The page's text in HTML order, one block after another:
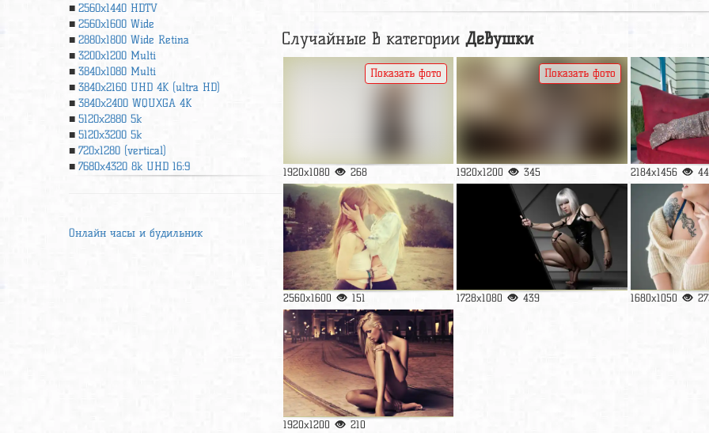
2560x1440 HDTV
2560x1600 Wide
2880x1800 Wide Retina
3200x1200 Multi
3840x1080 Multi
3840x2160 UHD 4К (ultra HD)
3840x2400 WQUXGA 4K
5120x2880 5k
5120x3200 5k
720x1280 (vertical)
7680x4320 8k UHD 16:9
Онлайн часы и будильник
Случайные в категорииДевушки
1920x1080 268
Показать фото
1920x1200 345
Показать фото
2184x1456
2560x1600 151 1728x1080 439 1680x1050
1920x1200 210